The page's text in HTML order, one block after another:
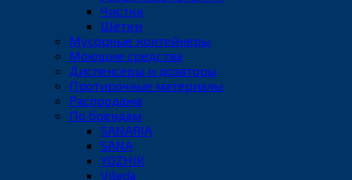
Чистка
Щётки
Мусорные контейнеры
Моющие средства
Диспенсеры и дозаторы
Протирочные материалы
Распродажа
По брендам
SANARIA
SANA
YOZHIK
Vileda